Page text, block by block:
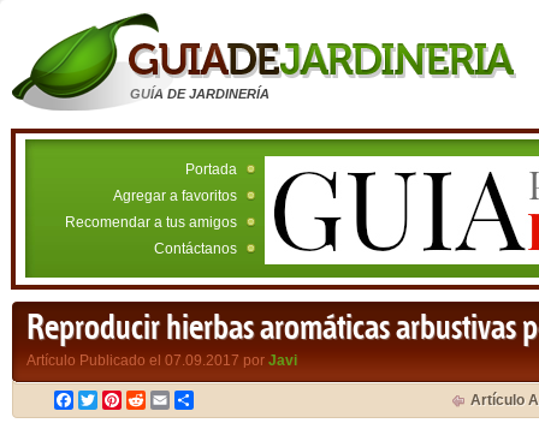
GUÍA DE JARDINERÍA
Portada
Agregar a favoritos
Recomendar a tus amigos
Contáctanos
Reproducir hierbas aromáticas arbustivas
Artículo Publicado el 07.09.2017 por Javi
Facebook
TwitterPinterest
RedditEmail Artículo